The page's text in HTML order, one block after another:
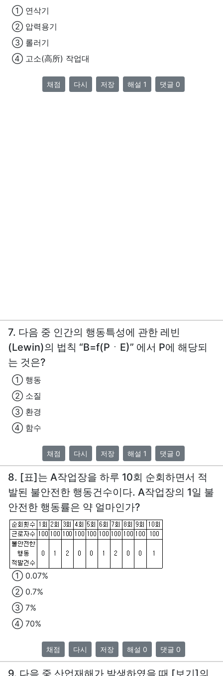
① 연삭기
② 압력용기
③ 롤러기
④ 고소(高所) 작업대
채점 다시 저장 해설 1 댓글 0
7. 다음 중 인간의 행동특성에 관한 레빈
(Lewin)의 법칙 “B=f(PㆍE)” 에서 P에 해당되
는 것은?
① 행동
② 소질
③ 환경
④ 함수
채점 다시 저장 해설 1 댓글 0
8. [표]는 A작업장을 하루 10회 순회하면서 적
발된 불안전한 행동건수이다. A작업장의 1일 불
안전한 행동률은 약 얼마인가?
① 0.07%
② 0.7%
③ 7%
④ 70%
채점 다시 저장 해설 0 댓글 0
9. 다음 중 산업재해가 발생하였을 때 [보기]의